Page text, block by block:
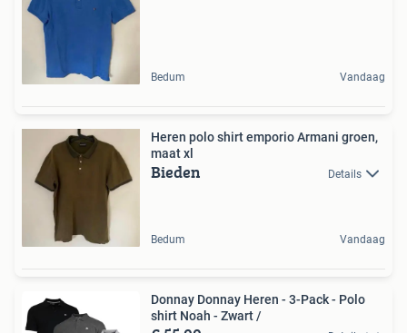
Bedum Vandaag
Heren polo shirt emporio Armani groen,
maat xl
Bieden Details
Bedum Vandaag
Donnay Donnay Heren - 3-Pack - Polo
shirt Noah - Zwart /